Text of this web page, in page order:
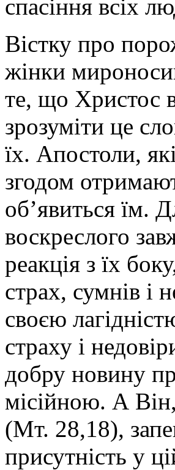
спасіння всіх
Вістку про
жінки
те, що Христос
зрозуміти це
їх. Апостоли,
згодом
об’явиться їм.
воскреслого
реакція з їх
страх, сумнів і
своєю
страху і
добру новину
місійною. А
(Мт. 28,18),
присутність у